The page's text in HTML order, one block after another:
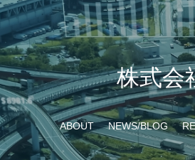
株式会
ABOUT NEWS/BLOG